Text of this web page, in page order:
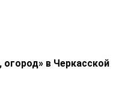
в Черкасской